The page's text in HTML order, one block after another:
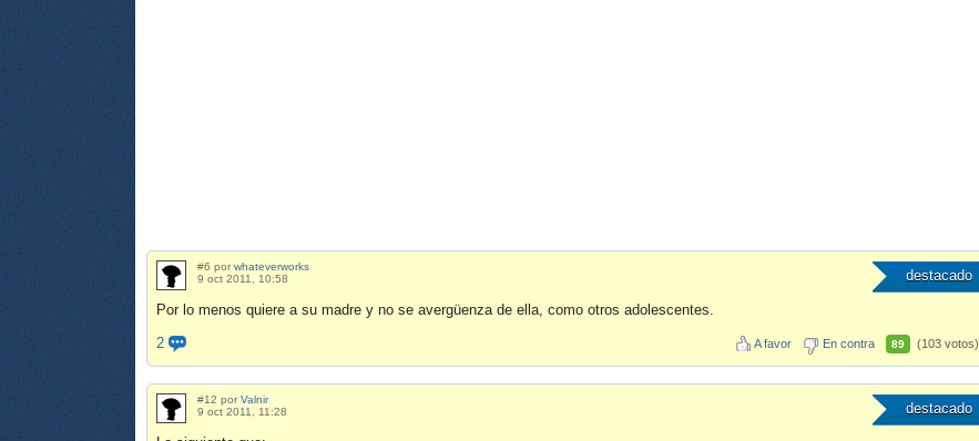
destacado
#6 por whateverworks
9 oct 2011, 10:58
Por lo menos quiere a su madre y no se avergüenza de ella, como otros adolescentes.
2
A favor En contra 89 (103 votos)
destacado
#12 por Valnir
9 oct 2011, 11:28